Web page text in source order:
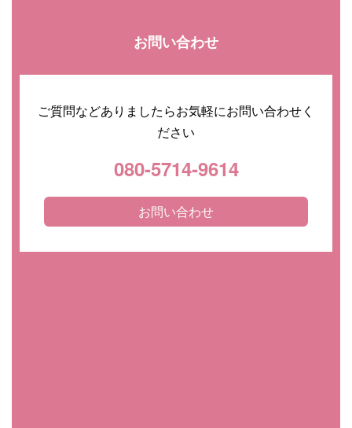
お問い合わせ
ご質問などありましたらお気軽にお問い合わせく
ださい
080-5714-9614
お問い合わせ